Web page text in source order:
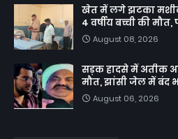
खेत में लगे झटका
4 वर्षीय बच्ची की मौत,
August 08, 2026
सड़क हादसे में अतीक
मौत, झांसी जेल में बंद
August 06, 2026